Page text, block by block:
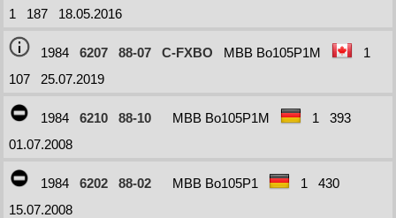
1
187 18.05.2016
1984 6207 88-07 C-FXBO MBB Bo105P1M
1
107
25.07.2019
1984 6210 88-10 MBB Bo105P1M 1
393
01.07.2008
1984 6202 88-02 MBB Bo105P1 1
430
15.07.2008